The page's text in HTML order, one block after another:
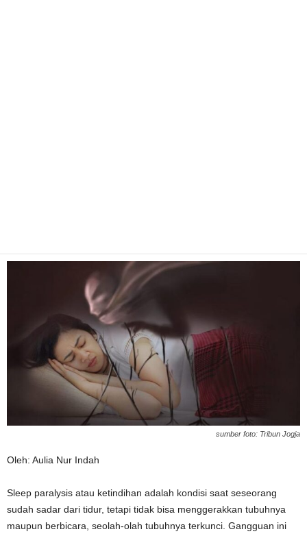
sumber foto: Tribun Jogja
Oleh: Aulia Nur Indah
Sleep paralysis atau ketindihan adalah kondisi saat seseorang
sudah sadar dari tidur, tetapi tidak bisa menggerakkan tubuhnya
maupun berbicara, seolah-olah tubuhnya terkunci. Gangguan ini